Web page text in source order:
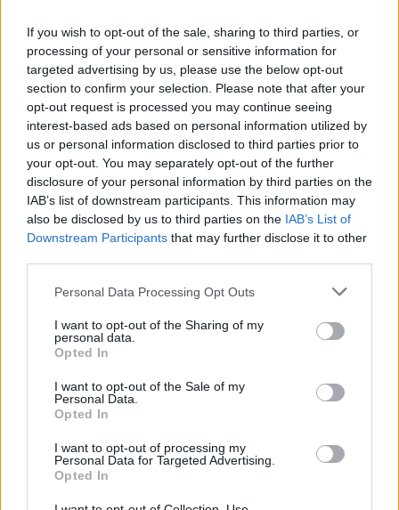
If you wish to opt-out of the sale, sharing to third parties, or
processing of your personal or sensitive information for
targeted advertising by us, please use the below opt-out
section to confirm your selection. Please note that after your
opt-out request is processed you may continue seeing
interest-based ads based on personal information utilized by
us or personal information disclosed to third parties prior to
your opt-out. You may separately opt-out of the further
disclosure of your personal information by third parties on the
IAB’s list of downstream participants. This information may
also be disclosed by us to third parties on the IAB’s List of
Downstream Participants that may further disclose it to other
Personal Data Processing Opt Outs
I want to opt-out of the Sharing of my
personal data.
Opted In
I want to opt-out of the Sale of my
Personal Data.
Opted In
I want to opt-out of processing my
Personal Data for Targeted Advertising.
Opted In
17. Ο ινδουιστικός ναός Κάρνι Μάτα γνωστός και
ως ο ναός των ποντικιών βρίσκεται στην πόλη
Δεσχνόκ, 30 χιλιόμετρα νοτίως της πόλης
Μπικάνερ στο κρατίδιο του Ράτζασταν στην Ινδία.
Ο ναός αυτό έχει την ιδιαιτερότητα ότι κατοικείται
από χιλιάδες ποντίκια, τα οποία θεωρούνται ιερά-
μάλιστα, λέγεται ότι οι Ινδοί θεωρούν εαυτούς
απογόνους των ποντικιών.
18. Η πιο μεγάλη (και ακριβή για να χτιστεί)
πρεσβεία στον κόσμο, είναι αυτή των Ηνωμένων
Πολιτειών στο Ιράκ. Oh, my.
19. Πενήντα ολόκληρες χώρες στον κόσμο